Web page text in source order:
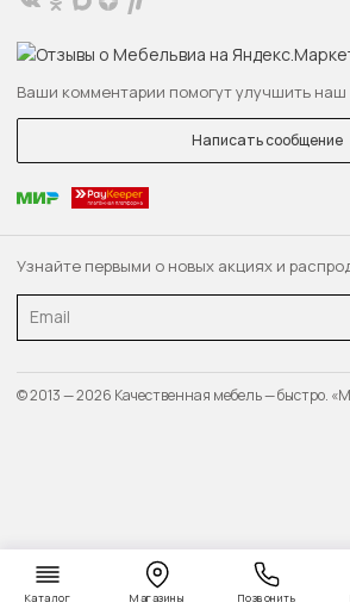
Узнайте первыми о новых акциях и
Email
Ваши комментарии помогут улучшить наш
Написать сообщение
© 2013 — 2026 Качественная мебель — быстро.
Каталог Магазины Позвонить